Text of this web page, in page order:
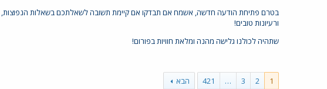
בטרם פתיחת הודעה חדשה, אשמח אם תבדקו אם קיימת תשובה לשאלתכם בשאלות הנפוצות,
ורעיונות טובים!
שתהיה לכולנו גלישה מהנה ומלאת חוויות בפורום!
1
2
3
…
421 הבא